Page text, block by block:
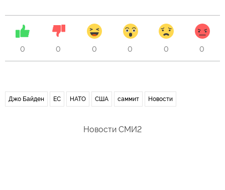
0 0 0 0 0 0
Джо Байден ЕС НАТО США саммит Новости
Новости СМИ2